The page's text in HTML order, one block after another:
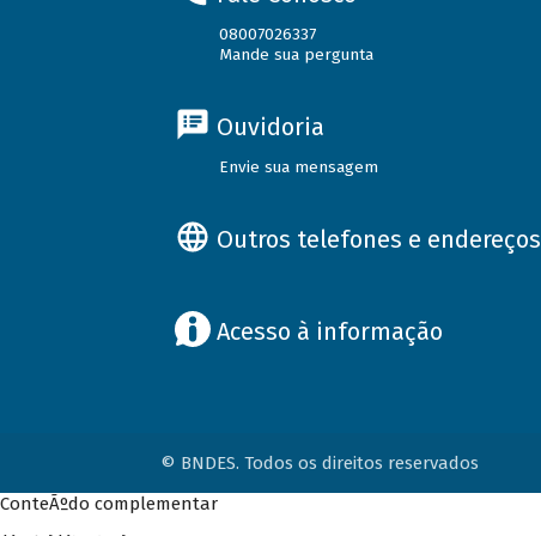
08007026337
Mande sua pergunta
Ouvidoria
Envie sua mensagem
Outros telefones e endereços
Acesso à informação
© BNDES. Todos os direitos reservados
ConteÃºdo complementar